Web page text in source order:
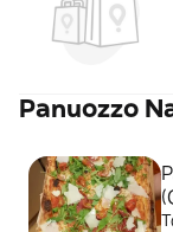
Panuozzo